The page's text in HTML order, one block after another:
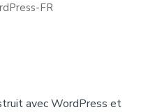
FR
avec WordPress et